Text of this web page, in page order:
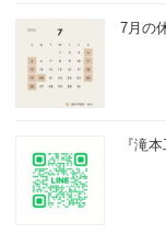
7月の
『滝